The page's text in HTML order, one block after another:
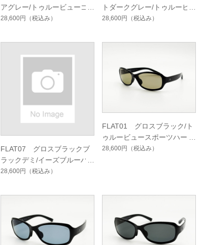
アグレー/トゥルービューゴ
ルフハードマルチシングルコ
28,600円 （税込み）
トダークグレー/トゥルービ
ューフォーカスハードマルチ
28,600円 （税込み）
FLAT07 グロスブラックブ
ラックデミ/イーズブルーハ
ードマルチシングルコート
28,600円 （税込み）
FLAT01 グロスブラック/ト
ゥルービュースポーツハード
マルチシングルコート
28,600円 （税込み）